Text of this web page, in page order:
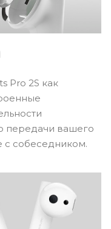
Pro 2S как
передачи вашего
с собеседником.